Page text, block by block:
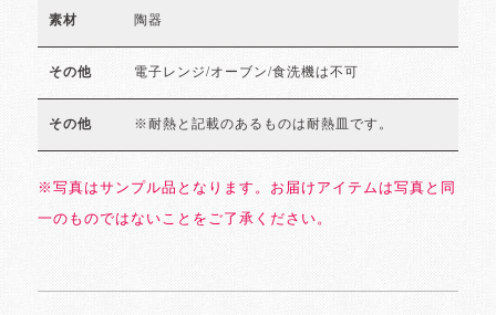
素材 陶器
その他 電子レンジ/オーブン/食洗機は不可
その他 ※耐熱と記載のあるものは耐熱皿です。
※写真はサンプル品となります。お届けアイテムは写真と同
一のものではないことをご了承ください。